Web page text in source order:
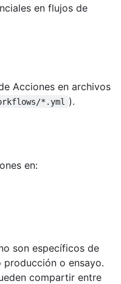
en flujos de
Acciones en archivos
*.yml ).
en:
son específicos de
o ensayo.
compartir entre